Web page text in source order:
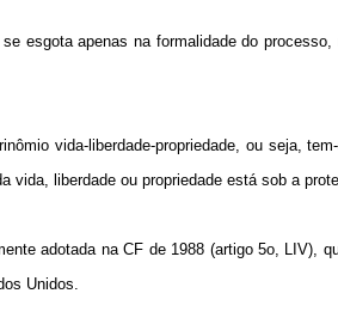
esgota apenas na formalidade do
vida-liberdade-propriedade, ou seja,
liberdade ou propriedade está sob a
adotada na CF de 1988 (artigo 5o, LIV),
Unidos.